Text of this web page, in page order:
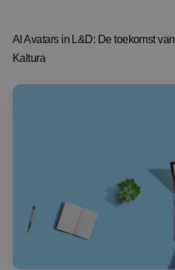
AI Avatars in L&D: De toekomst
Kaltura